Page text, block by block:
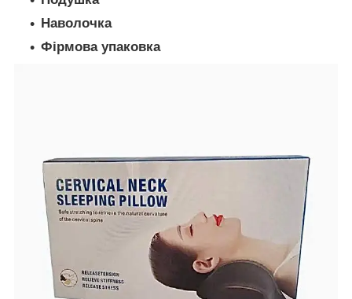
Наволочка
Фірмова упаковка